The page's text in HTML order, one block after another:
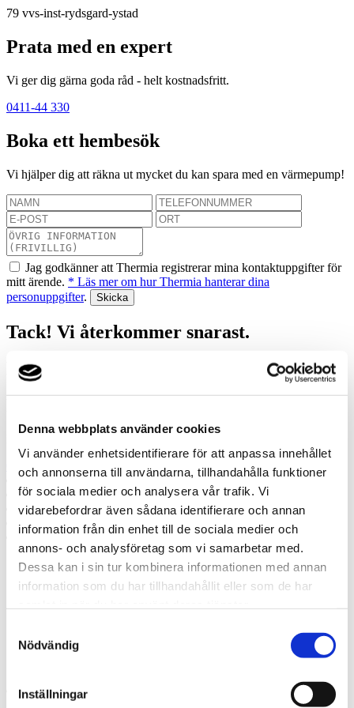
Denna webbplats använder cookies
Vi använder enhetsidentifierare för att anpassa innehållet
och annonserna till användarna, tillhandahålla funktioner
för sociala medier och analysera vår trafik. Vi
vidarebefordrar även sådana identifierare och annan
information från din enhet till de sociala medier och
annons- och analysföretag som vi samarbetar med.
Dessa kan i sin tur kombinera informationen med annan
information som du har tillhandahållit eller som de har
Nödvändig
Inställningar
79 vvs-inst-rydsgard-ystad
Prata med en expert
Vi ger dig gärna goda råd - helt kostnadsfritt.
0411-44 330
Boka ett hembesök
Vi hjälper dig att räkna ut mycket du kan spara med en värmepump!
Jag godkänner att Thermia registrerar mina kontaktuppgifter för
mitt ärende. * Läs mer om hur Thermia hanterar dina
personuppgifter.
Tack! Vi återkommer snarast.
Misslyckades
Ring oss om du har några frågor!
0411-44 330
Prata med en expert
Begär offert
Kontakta mig
Boka hembesök
Ring oss
Begär offert
Kontakta mig
Kontakt